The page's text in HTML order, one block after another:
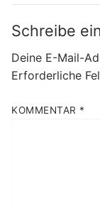
Schreibe
Deine E-Mail-
Erforderliche
KOMMENTAR *